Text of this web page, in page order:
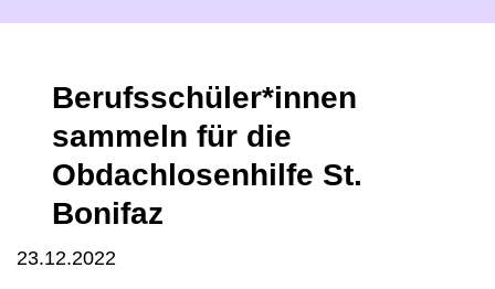
Berufsschüler*innen
sammeln für die
Obdachlosenhilfe St.
Bonifaz
23.12.2022